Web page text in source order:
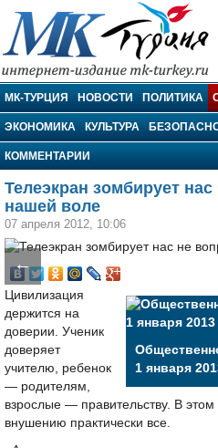
МК-Турция
МК-ТУРЦИЯ НОВОСТИ ПОЛИТИКА
ЭКОНОМИКА КУЛЬТУРА
КОММЕНТАРИИ
Телеэкран зомбирует
нашей воле
07 апреля 2012, 10:06
←
1 января
Цивилизация
держится на
доверии. Ученик
доверяет
учителю, ребенок
— родителям,
взрослые — правительству. В
внушению практически все.